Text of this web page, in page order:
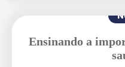
Ensinando a